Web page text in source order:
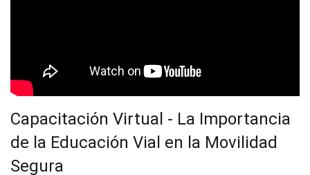
Capacitación Virtual - La Importancia
de la Educación Vial en la Movilidad
Segura